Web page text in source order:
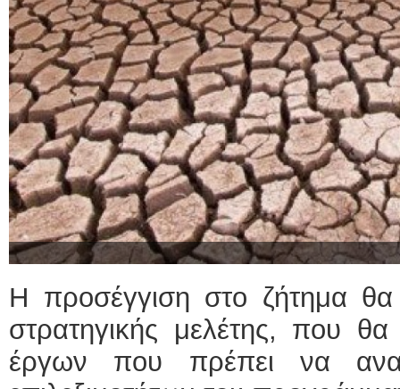
Η προσέγγιση στο ζήτημα θα
στρατηγικής μελέτης, που
έργων που πρέπει να